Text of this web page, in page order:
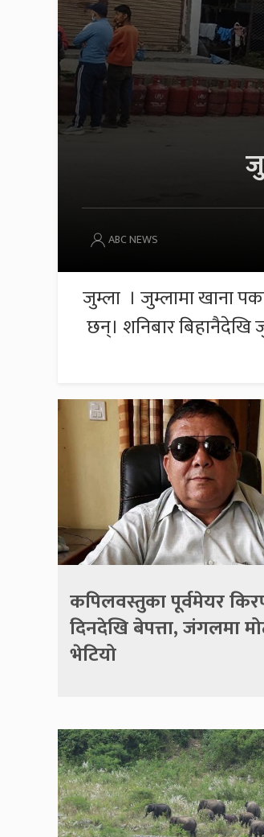
ABC NEWS
जुम्ला । जुम्लामा खाना
छन्। शनिबार बिहानैदेखि
कपिलवस्तुका पूर्वमेयर
दिनदेखि बेपत्ता, जंगलमा
भेटियो